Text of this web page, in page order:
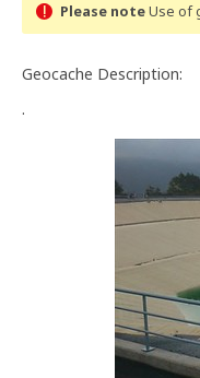
Please noteUse of
Geocache Description:
.